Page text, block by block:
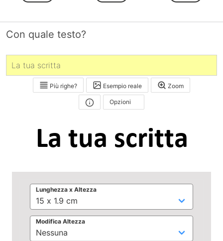
Con quale testo?
Più righe? Esempio reale Zoom
Opzioni
Lunghezza x Altezza
Modifica Altezza